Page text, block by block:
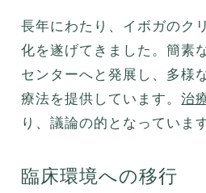
長年にわたり、イボガのク
化を遂げてきました。簡素
センターへと発展し、多様
療法を提供しています。治
り、議論の的となっています
臨床環境への移行